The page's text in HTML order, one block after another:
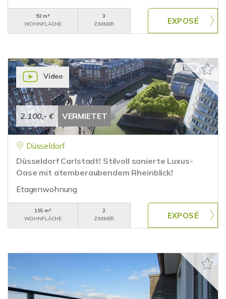
92 m²
WOHNFLÄCHE
3
ZIMMER
2.100,- € VERMIETET
Video
Düsseldorf
Düsseldorf Carlstadt! Stilvoll sanierte Luxus-
Oase mit atemberaubendem Rheinblick!
Etagenwohnung
115 m²
WOHNFLÄCHE
2
ZIMMER